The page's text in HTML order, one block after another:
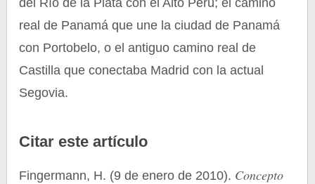
del Río de la Plata con el Alto Perú; el camino
real de Panamá que une la ciudad de Panamá
con Portobelo, o el antiguo camino real de
Castilla que conectaba Madrid con la actual
Segovia.
Citar este artículo
Fingermann, H. (9 de enero de 2010). Concepto